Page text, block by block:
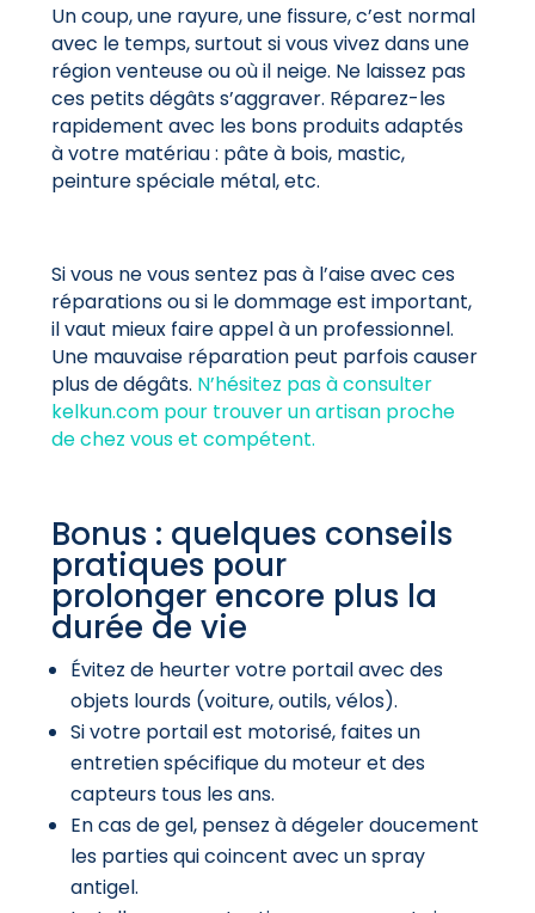
Un coup, une rayure, une fissure, c’est normal
avec le temps, surtout si vous vivez dans une
région venteuse ou où il neige. Ne laissez pas
ces petits dégâts s’aggraver. Réparez-les
rapidement avec les bons produits adaptés
à votre matériau : pâte à bois, mastic,
peinture spéciale métal, etc.
Si vous ne vous sentez pas à l’aise avec ces
réparations ou si le dommage est important,
il vaut mieux faire appel à un professionnel.
Une mauvaise réparation peut parfois causer
plus de dégâts. N’hésitez pas à consulter
kelkun.com pour trouver un artisan proche
de chez vous et compétent.
Bonus : quelques conseils
pratiques pour
prolonger encore plus la
durée de vie
Évitez de heurter votre portail avec des
objets lourds (voiture, outils, vélos).
Si votre portail est motorisé, faites un
entretien spécifique du moteur et des
capteurs tous les ans.
En cas de gel, pensez à dégeler doucement
les parties qui coincent avec un spray
antigel.